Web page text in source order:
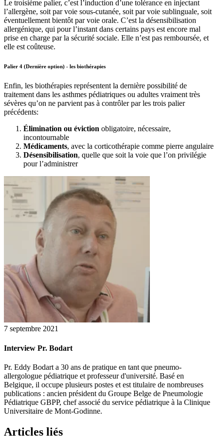
Le troisième palier, c’est l’induction d’une tolérance en injectant
l’allergène, soit par voie sous-cutanée, soit par voie sublinguale, soit
éventuellement bientôt par voie orale. C’est la désensibilisation
allergénique, qui pour l’instant dans certains pays est encore mal
prise en charge par la sécurité sociale. Elle n’est pas remboursée, et
elle est coûteuse.
Palier 4 (Dernière option) - les biothérapies
Enfin, les biothérapies représentent la dernière possibilité de
traitement dans les asthmes pédiatriques ou adultes vraiment très
sévères qu’on ne parvient pas à contrôler par les trois palier
précédents:
Élimination ou éviction obligatoire, nécessaire,
incontournable
Médicaments, avec la corticothérapie comme pierre angulaire
Désensibilisation, quelle que soit la voie que l’on privilégie
pour l’administrer
7 septembre 2021
Interview Pr. Bodart
Pr. Eddy Bodart a 30 ans de pratique en tant que pneumo-
allergologue pédiatrique et professeur d'université. Basé en
Belgique, il occupe plusieurs postes et est titulaire de nombreuses
publications : ancien président du Groupe Belge de Pneumologie
Pédiatrique GBPP, chef associé du service pédiatrique à la Clinique
Universitaire de Mont-Godinne.
Articles liés